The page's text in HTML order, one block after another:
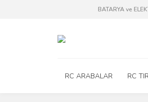
BATARYA ve
RC ARABALAR RC